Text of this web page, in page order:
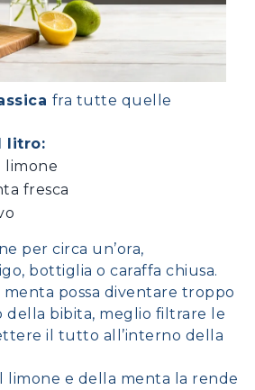
fra tutte quelle
litro:
limone
fresca
per circa un’ora,
bottiglia o caraffa chiusa.
possa diventare troppo
della bibita, meglio filtrare le
il tutto all’interno della
limone e della menta la rende